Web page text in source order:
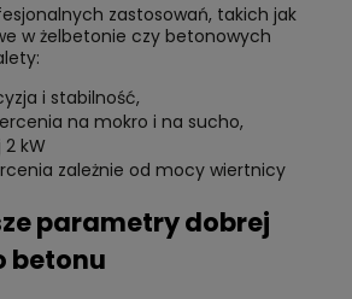
zastosowań, takich jak
w żelbetonie czy betonowych
i stabilność,
na mokro i na sucho,
kW
zależnie od mocy wiertnicy
parametry dobrej
betonu